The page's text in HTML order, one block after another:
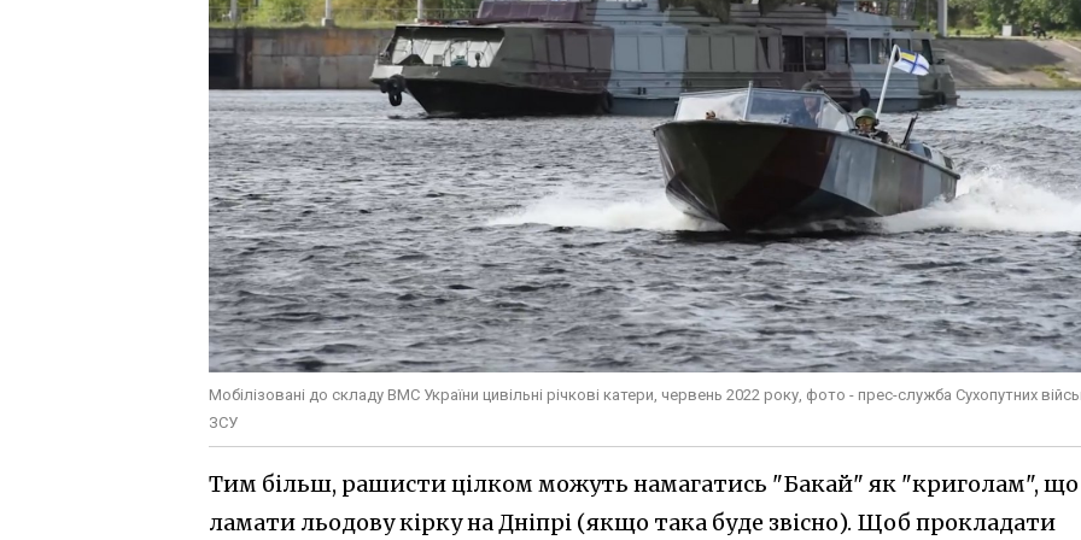
Мобілізовані до складу ВМС України цивільні річкові катери, червень 2022 року, фото - прес-служба Сухопутних
ЗСУ
Тим більш, рашисти цілком можуть намагатись "Бакай" як "криголам",
ламати льодову кірку на Дніпрі (якщо така буде звісно). Щоб прокладати